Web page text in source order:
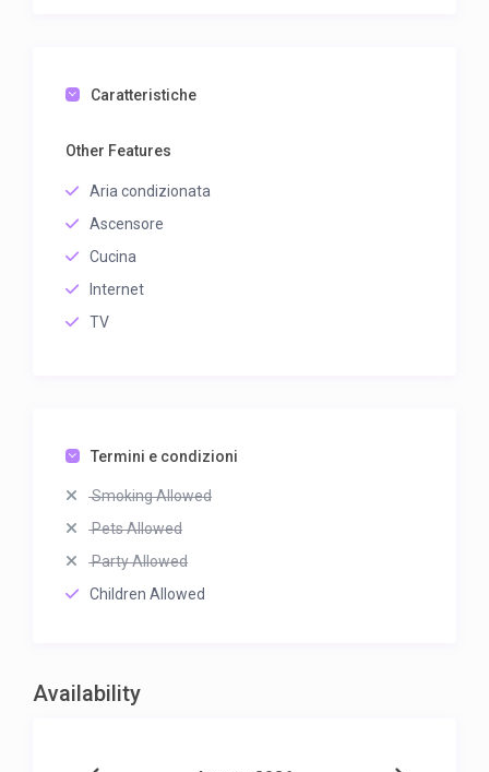
Caratteristiche
Other Features
Aria condizionata
Ascensore
Cucina
Internet
TV
Termini e condizioni
Smoking Allowed
Pets Allowed
Party Allowed
Children Allowed
Availability